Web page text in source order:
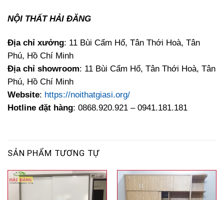
NỘI THẤT HẢI ĐĂNG
Địa chỉ xưởng: 11 Bùi Cẩm Hổ, Tân Thới Hoà, Tân
Phú, Hồ Chí Minh
Địa chỉ showroom: 11 Bùi Cẩm Hổ, Tân Thới Hoà, Tân
Phú, Hồ Chí Minh
Website: https://noithatgiasi.org/
Hotline đặt hàng: 0868.920.921 – 0941.181.181
SẢN PHẨM TƯƠNG TỰ